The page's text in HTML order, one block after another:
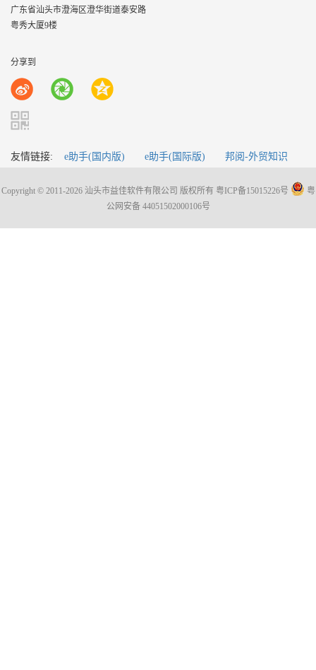
广东省汕头市澄海区澄华街道泰安路
粤秀大厦9楼
分享到
友情链接: e助手(国内版) e助手(国际版) 邦阅-外贸知识
Copyright © 2011-2026 汕头市益佳软件有限公司 版权所有 粤ICP备15015226号
粤
公网安备 44051502000106号